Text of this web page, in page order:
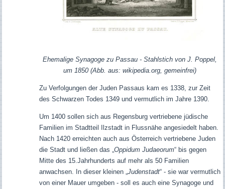
Ehemalige Synagoge zu Passau - Stahlstich von J. Poppel,
um 1850 (Abb. aus: wikipedia.org, gemeinfrei)
Zu Verfolgungen der Juden Passaus kam es 1338, zur Zeit
des Schwarzen Todes 1349 und vermutlich im Jahre 1390.
Um 1400 sollen sich aus Regensburg vertriebene jüdische
Familien im Stadtteil Ilzstadt in Flussnähe angesiedelt haben.
Nach 1420 erreichten auch aus Österreich vertriebene Juden
die Stadt und ließen das „ Oppidum Judaeorum“ bis gegen
Mitte des 15.Jahrhunderts auf mehr als 50 Familien
anwachsen. In dieser kleinen „ Judenstadt“ - sie war vermutlich
von einer Mauer umgeben - soll es auch eine Synagoge und